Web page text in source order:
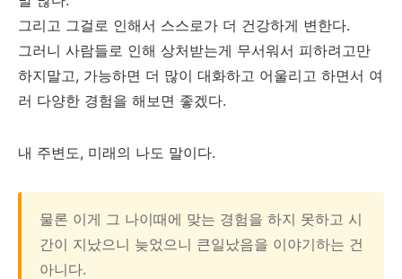
그리고 그걸로 인해서 스스로가 더 건강하게 변한다.
그러니 사람들로 인해 상처받는게 무서워서 피하려고만
하지말고, 가능하면 더 많이 대화하고 어울리고 하면서 여
러 다양한 경험을 해보면 좋겠다.
내 주변도, 미래의 나도 말이다.
물론 이게 그 나이때에 맞는 경험을 하지 못하고 시
간이 지났으니 늦었으니 큰일났음을 이야기하는 건
아니다.